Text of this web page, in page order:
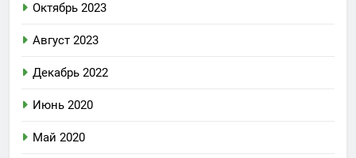
Октябрь 2023
Август 2023
Декабрь 2022
Июнь 2020
Май 2020